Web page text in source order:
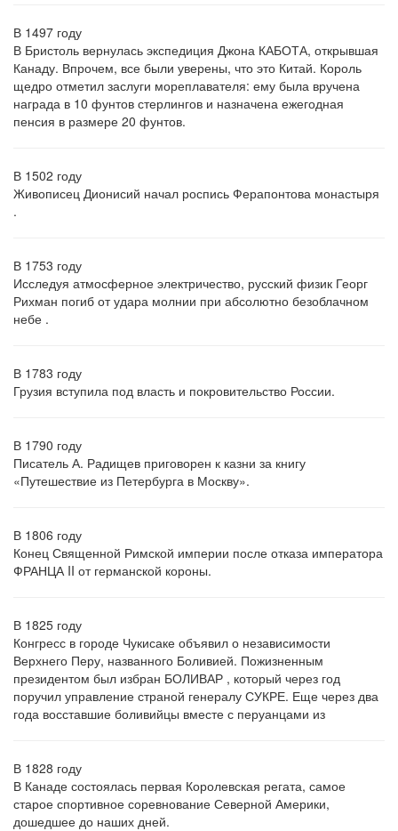
В 1497 году
В Бристоль вернулась экспедиция Джона КАБОТА, открывшая
Канаду. Впрочем, все были уверены, что это Китай. Король
щедро отметил заслуги мореплавателя: ему была вручена
награда в 10 фунтов стерлингов и назначена ежегодная
пенсия в размере 20 фунтов.
В 1502 году
Живописец Дионисий начал роспись Ферапонтова монастыря
.
В 1753 году
Исследуя атмосферное электричество, русский физик Георг
Рихман погиб от удара молнии при абсолютно безоблачном
небе .
В 1783 году
Грузия вступила под власть и покровительство России.
В 1790 году
Писатель А. Радищев приговорен к казни за книгу
«Путешествие из Петербурга в Москву».
В 1806 году
Конец Священной Римской империи после отказа императора
ФРАНЦА II от германской короны.
В 1825 году
Конгресс в городе Чукисаке объявил о независимости
Верхнего Перу, названного Боливией. Пожизненным
президентом был избран БОЛИВАР , который через год
поручил управление страной генералу СУКРЕ. Еще через два
года восставшие боливийцы вместе с перуанцами из
В 1828 году
В Канаде состоялась первая Королевская регата, самое
старое спортивное соревнование Северной Америки,
дошедшее до наших дней.